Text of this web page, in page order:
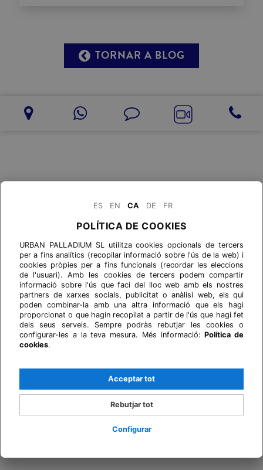
TORNAR A BLOG
ES EN CA DE FR
POLÍTICA DE COOKIES
URBAN PALLADIUM SL utilitza cookies opcionals de tercers
per a fins analítics (recopilar informació sobre l'ús de la web) i
cookies pròpies per a fins funcionals (recordar les eleccions
de l'usuari). Amb les cookies de tercers podem compartir
informació sobre l'ús que faci del lloc web amb els nostres
partners de xarxes socials, publicitat o anàlisi web, els qui
poden combinar-la amb una altra informació que els hagi
proporcionat o que hagin recopilat a partir de l'ús que hagi fet
dels seus serveis. Sempre podràs rebutjar les cookies o
configurar-les a la teva mesura. Més informació:Política de
cookies.
Configurar
Rebutjar tot
Acceptar tot